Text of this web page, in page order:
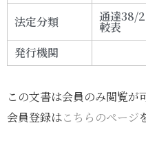
法定分類 通達38/
較表
発行機関
この文書は会員のみ閲覧が
会員登録はこちらのページ